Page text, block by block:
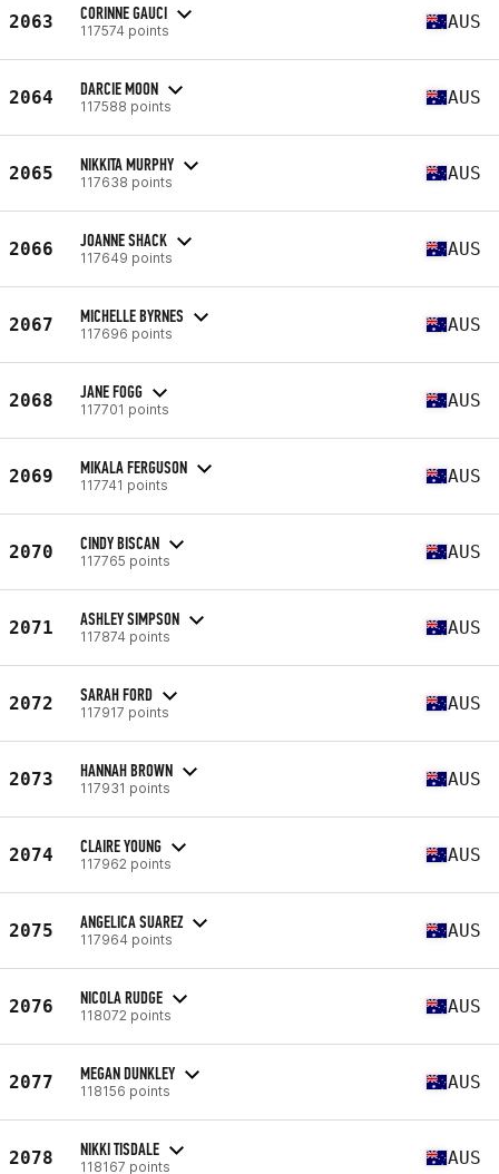
2063 CORINNE GAUCI
117574 points AUS
2064 DARCIE MOON
117588 points AUS
2065 NIKKITA MURPHY
117638 points AUS
2066 JOANNE SHACK
117649 points AUS
2067 MICHELLE BYRNES
117696 points AUS
2068 JANE FOGG
117701 points AUS
2069 MIKALA FERGUSON
117741 points AUS
2070 CINDY BISCAN
117765 points AUS
2071 ASHLEY SIMPSON
117874 points AUS
2072 SARAH FORD
117917 points AUS
2073 HANNAH BROWN
117931 points AUS
2074 CLAIRE YOUNG
117962 points AUS
2075 ANGELICA SUAREZ
117964 points AUS
2076 NICOLA RUDGE
118072 points AUS
2077 MEGAN DUNKLEY
118156 points AUS
2078 NIKKI TISDALE
118167 points AUS